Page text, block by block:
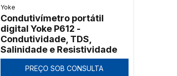
Yoke
Condutivímetro portátil
digital Yoke P612 -
Condutividade, TDS,
Salinidade e Resistividade
PREÇO SOB CONSULTA